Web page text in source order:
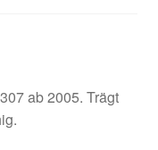
ab 2005. Trägt